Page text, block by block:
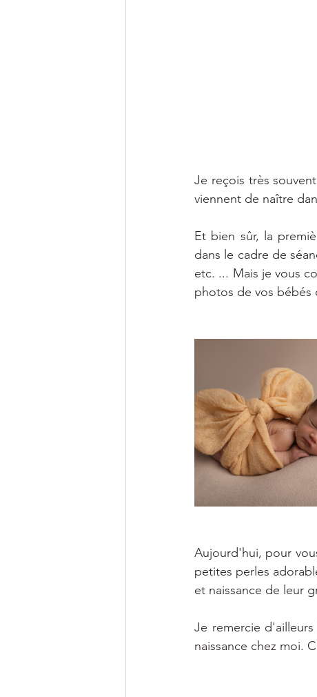
Je reçois très
viennent de naître
Et bien sûr, la
dans le cadre de
etc. ... Mais je vous
photos de vos bébés
Aujourd'hui, pour
petites perles
et naissance de leur
Je remercie
naissance chez moi.